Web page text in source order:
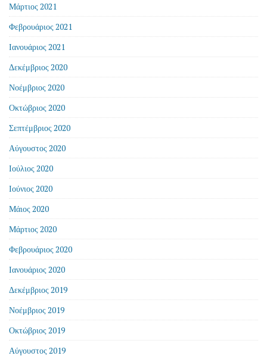
Μάρτιος 2021
Φεβρουάριος 2021
Ιανουάριος 2021
Δεκέμβριος 2020
Νοέμβριος 2020
Οκτώβριος 2020
Σεπτέμβριος 2020
Αύγουστος 2020
Ιούλιος 2020
Ιούνιος 2020
Μάιος 2020
Μάρτιος 2020
Φεβρουάριος 2020
Ιανουάριος 2020
Δεκέμβριος 2019
Νοέμβριος 2019
Οκτώβριος 2019
Αύγουστος 2019